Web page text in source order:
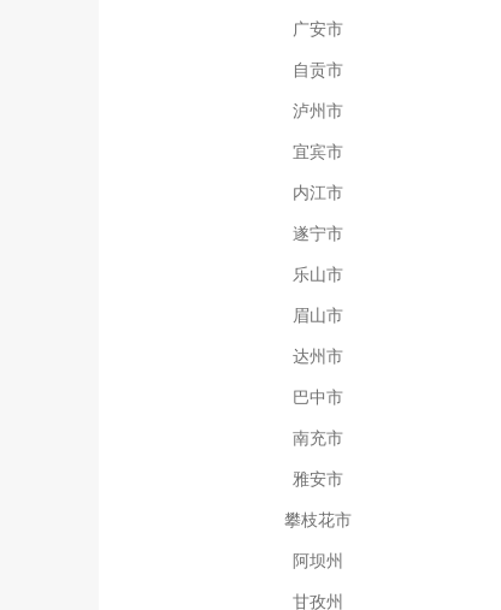
广安市
自贡市
泸州市
宜宾市
内江市
遂宁市
乐山市
眉山市
达州市
巴中市
南充市
雅安市
攀枝花市
阿坝州
甘孜州